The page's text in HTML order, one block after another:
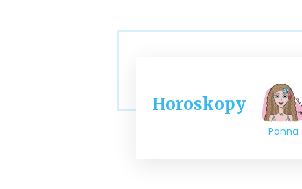
Horoskopy
Panna